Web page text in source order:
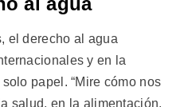
el derecho al agua
y en la
papel. “Mire cómo nos
salud, en la alimentación,